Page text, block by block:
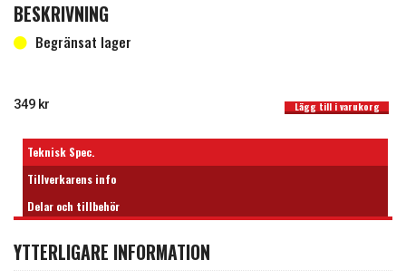
BESKRIVNING
Begränsat lager
349 kr I lager
SW-0267MG Servo 6Kg 0,135s Metalldrev Mikro WP mängd
Lägg till i varukorg
Teknisk Spec.
Tillverkarens info
Delar och tillbehör
YTTERLIGARE INFORMATION